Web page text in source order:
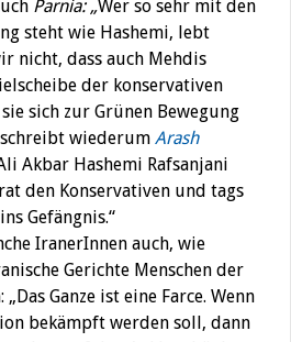
Parnia: „Wer so sehr mit den
steht wie Hashemi, lebt
nicht, dass auch Mehdis
der konservativen
sich zur Grünen Bewegung
wiederum Arash
Akbar Hashemi Rafsanjani
den Konservativen und tags
Gefängnis.“
IranerInnen auch, wie
Gerichte Menschen der
Ganze ist eine Farce. Wenn
bekämpft werden soll, dann